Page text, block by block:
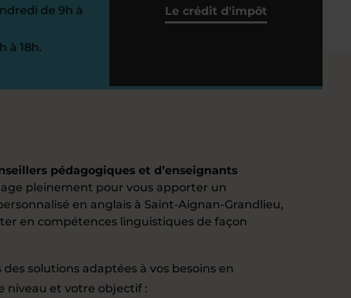
de 9h à
à 18h.
Le crédit d'impôt
pédagogiques et d’enseignants
pleinement pour vous apporter un
en anglais à Saint-Aignan-Grandlieu,
en compétences linguistiques de façon
des solutions adaptées à vos besoins en
niveau et votre objectif :